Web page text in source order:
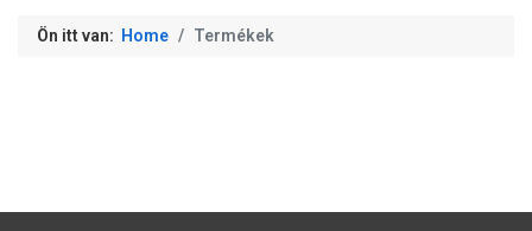
Ön itt van: Home Termékek